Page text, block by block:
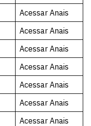
Acessar Anais
Acessar Anais
Acessar Anais
Acessar Anais
Acessar Anais
Acessar Anais
Acessar Anais